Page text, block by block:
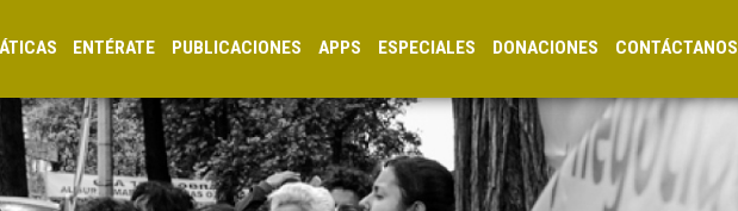
ENTÉRATE PUBLICACIONES APPS ESPECIALES DONACIONES CONTÁCTANOS